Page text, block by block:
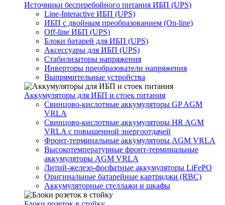
Источники бесперебойного питания ИБП (UPS)
Line-Interactive ИБП (UPS)
ИБП с двойным преобразованием (On-line)
Off-line ИБП (UPS)
Блоки батарей для ИБП (UPS)
Аксессуары для ИБП (UPS)
Стабилизаторы напряжения
Инверторы преобразователи напряжения
Выпрямительные устройства
Аккумуляторы для ИБП и стоек питания
Свинцово-кислотные аккумуляторы GP AGM
VRLA
Свинцово-кислотные аккумуляторы HR AGM
VRLA с повышенной энергоотдачей
Фронт-терминальные аккумуляторы AGM VRLA
Высокотемпературные фронт-терминальные
аккумуляторы AGM VRLA
Литий-железо-фосфатные аккумуляторы LiFePO
Оригинальные батарейные картриджи (RBC)
Аккумуляторные стеллажи и шкафы